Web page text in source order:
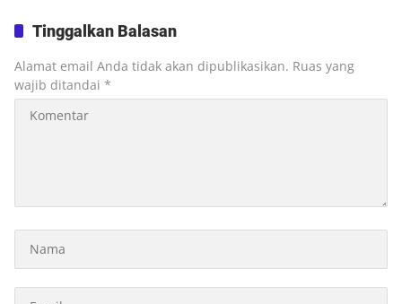
Tinggalkan Balasan
Alamat email Anda tidak akan dipublikasikan. Ruas yang
wajib ditandai *